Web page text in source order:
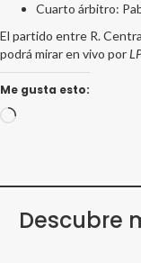
Cuarto árbitro:
El partido entre R.
podrá mirar en vivo por
Me gusta esto:
Cargando...
Descubre